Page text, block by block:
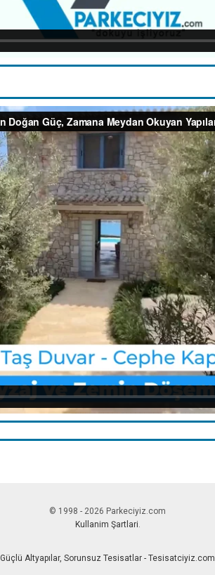
© 1998 - 2026 Parkeciyiz.com
Kullanim Şartlari
Güçlü Altyapılar, Sorunsuz Tesisatlar - Tesisatciyiz.com